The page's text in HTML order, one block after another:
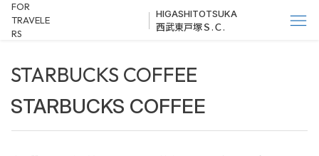
FOR
TRAVELE
RS
HIGASHITOTSUKA
西武東戸塚Ｓ.Ｃ.
STARBUCKS COFFEE
STARBUCKS COFFEE